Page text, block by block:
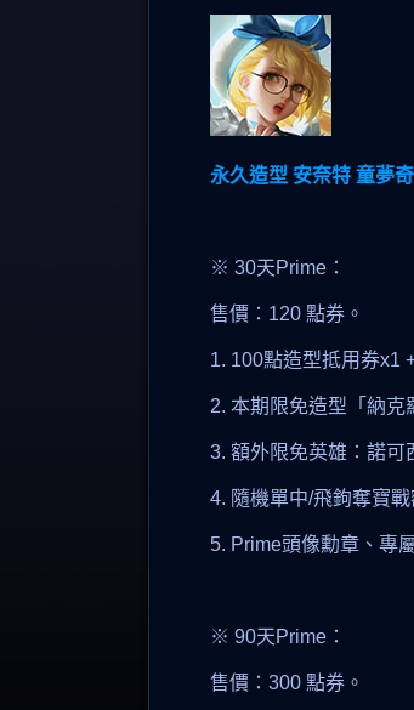
永久造型 安奈特 童夢
※ 30天Prime：
售價：120 點券。
1. 100點造型抵用券x1
2. 本期限免造型「納克
3. 額外限免英雄：諾可
4. 隨機單中/飛鉤奪寶
5. Prime頭像勳章、專
※ 90天Prime：
售價：300 點券。